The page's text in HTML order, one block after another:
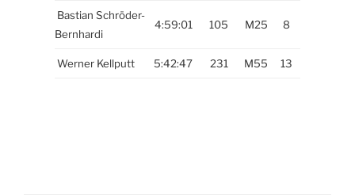
Bastian Schröder-
Bernhardi
4:59:01 105 M25 8
Werner Kellputt 5:42:47 231 M55 13